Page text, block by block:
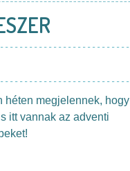
héten megjelennek, hogy
itt vannak az adventi